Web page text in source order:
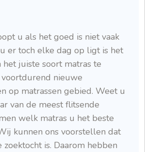
u als het goed is niet vaak
er toch elke dag op ligt is het
juiste soort matras te
voortdurend nieuwe
op matrassen gebied. Weet u
van de meest flitsende
welk matras u het beste
kunnen ons voorstellen dat
is. Daarom hebben